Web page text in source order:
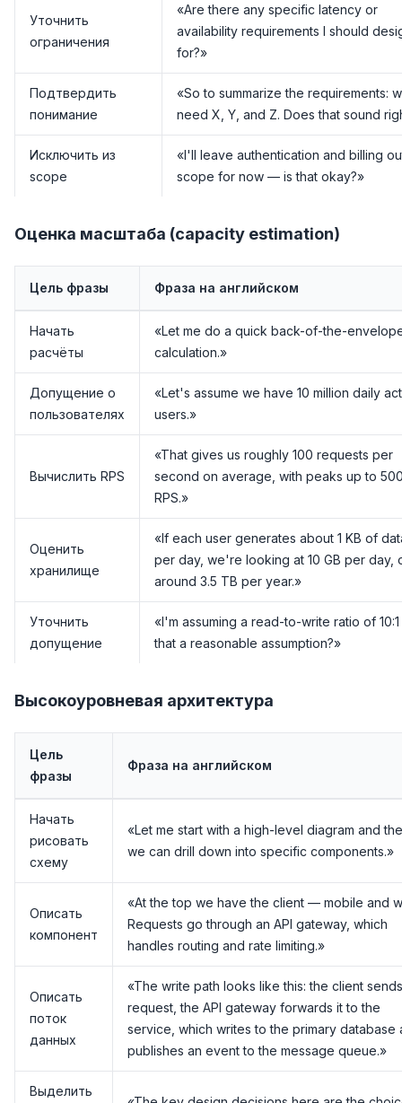
Уточнить
ограничения
«Are there any specific latency or
availability requirements I should
for?»
Подтвердить
понимание
«So to summarize the requirements:
need X, Y, and Z. Does that sound
Исключить из
scope
«I'll leave authentication and billing
scope for now — is that okay?»
Оценка масштаба (capacity estimation)
Цель фразы Фраза на английском
Начать
расчёты
«Let me do a quick back-of-the-
calculation.»
Допущение о
пользователях
«Let's assume we have 10 million daily
users.»
Вычислить RPS
«That gives us roughly 100 requests per
second on average, with peaks up to
RPS.»
Оценить
хранилище
«If each user generates about 1 KB of
per day, we're looking at 10 GB per day,
around 3.5 TB per year.»
Уточнить
допущение
«I'm assuming a read-to-write ratio of
that a reasonable assumption?»
Высокоуровневая архитектура
Цель
фразы
Фраза на английском
Начать
рисовать
схему
«Let me start with a high-level diagram and
we can drill down into specific components.»
Описать
компонент
«At the top we have the client — mobile and
Requests go through an API gateway, which
handles routing and rate limiting.»
Описать
поток
данных
«The write path looks like this: the client
request, the API gateway forwards it to the
service, which writes to the primary database
publishes an event to the message queue.»
Выделить